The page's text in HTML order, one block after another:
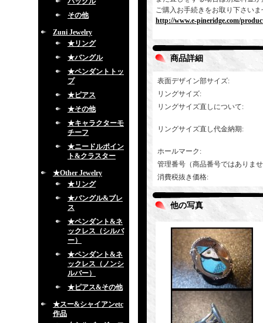
その他
Zuni Jewelry
★リング
★バングル
★ペンダントトッ
プ
★ピアス
★その他
★キャラクターモ
チーフ
★ニードルポイン
ト&クラスター
★Other Jewelry
★リング
★バングル&ブレ
ス
★ペンダント&ネ
ックレス（シルバ
ー）
★ペンダント&ネ
ックレス（ノンシ
ルバー）
★ピアス&その他
★スー&シャイアンetc
作品
ご購入お手続きをお取り下さいま
http://www.e-pineridge.com/
商品詳細
表面デザイン部サイズ:
リングサイズ:
リングサイズ直しについて:
リングサイズ直し代金納期:
ホールマーク :
管理番号（商品番号ではありま
消費税抜き価格:
他の写真